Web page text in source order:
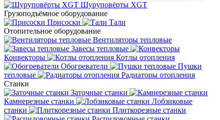
Шуруповёрты XGT
Грузоподъёмное оборудование
Присоски
Тали
Отопительное оборудование
Вентиляторы тепловые
Завесы тепловые
Конвекторы
Котлы отопления
Обогреватели
Пушки
тепловые
Радиаторы отопления
Станки
Заточные станки
Камнерезные станки
Лобзиковые
станки
Плиткорезные станки